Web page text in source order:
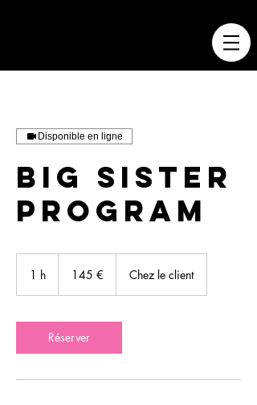
Disponible en ligne
BIG SISTER
PROGRAM
1 h 145 € Chez le client
Réserver